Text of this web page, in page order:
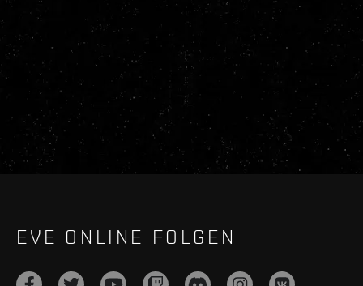
EVE ONLINE FOLGEN